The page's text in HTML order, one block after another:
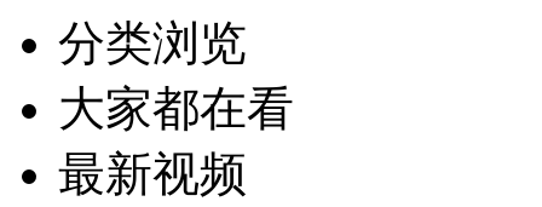
分类浏览
大家都在看
最新视频